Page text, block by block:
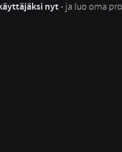
nyt- ja luo oma